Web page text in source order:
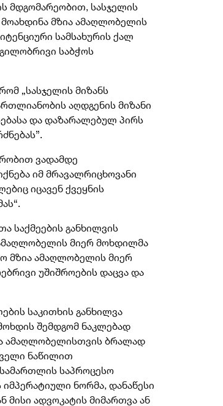
მდგომარეობით, სასჯელის
მზია ამაღლობელის
სამსახურის ქალ
საბჭოს
„სასჯელის მიზანს
აღდგენის მიზანი
და დაზარალებულ პირს
ვადამდე
იმ მრავალრიცხოვანი
იცავენ ქვეყნის
საქმეების განხილვის
მიერ მოხდილმა
მზია ამაღლობელის მიერ
უშიშროების დაცვა და
საკითხის განხილვა
შემდგომ ნაკლებად
ამაღლობელისთვის ბრალად
ნაწილით
საპროცესო
ნორმა, დანაწესი
მისი ადვოკატის მიმართვა ან